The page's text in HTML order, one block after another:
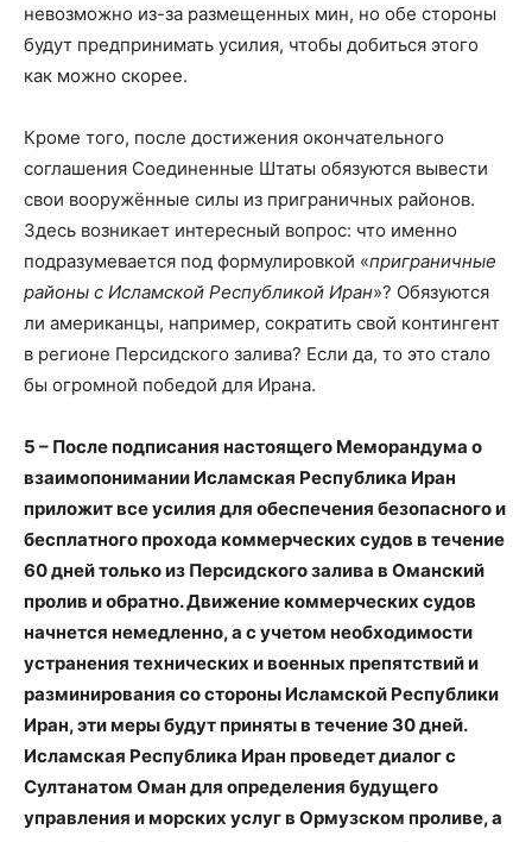
невозможно из-за размещенных мин, но обе стороны
будут предпринимать усилия, чтобы добиться этого
как можно скорее.
Кроме того, после достижения окончательного
соглашения Соединенные Штаты обязуются вывести
свои вооружённые силы из приграничных районов.
Здесь возникает интересный вопрос: что именно
подразумевается под формулировкой «приграничные
районы с Исламской Республикой Иран»? Обязуются
ли американцы, например, сократить свой контингент
в регионе Персидского залива? Если да, то это стало
бы огромной победой для Ирана.
5 – После подписания настоящего Меморандума о
взаимопонимании Исламская Республика Иран
приложит все усилия для обеспечения безопасного и
бесплатного прохода коммерческих судов в течение
60 дней только из Персидского залива в Оманский
пролив и обратно. Движение коммерческих судов
начнется немедленно, а с учетом необходимости
устранения технических и военных препятствий и
разминирования со стороны Исламской Республики
Иран, эти меры будут приняты в течение 30 дней.
Исламская Республика Иран проведет диалог с
Султанатом Оман для определения будущего
управления и морских услуг в Ормузском проливе, а